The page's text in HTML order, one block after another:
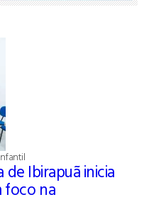
de Ibirapuã inicia
foco na